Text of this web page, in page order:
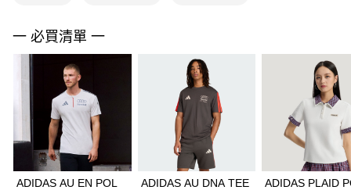
３．未成年的使用者請事先徵得法定代理人或監護人之同意方可使用
「AFTEE先享後付」，若未經同意申辦者引起之損失，本公司不負相關責
任。
４．使用「AFTEE先享後付」時，將依據個別帳號之用戶狀況，依本公司即
時審查核予不同之上限額度；若仍有額度不足之情形，本公司將視審查結果
請求用戶進行身份認證。
５．嚴禁一人註冊多個帳號或使用他人資訊註冊。若發現惡意使用之情形，
恩沛科技股份有限公司將有權停止該用戶之使用額度並採取法律行動。
一 必買清單 一
ADIDAS AU EN POL
ADIDAS AU DNA TEE
ADIDAS PLAID